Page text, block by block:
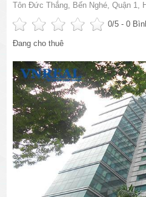
Tôn Đức Thắng, Bến Nghé, Quận 1,
0/5 -0
Đang cho thuê